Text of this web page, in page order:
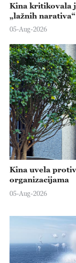
Kina kritikovala
„lažnih narativa“
05-Aug-2026
Kina uvela
organizacijama
05-Aug-2026